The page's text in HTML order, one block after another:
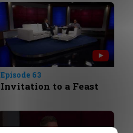
Episode 63
Invitation to a Feast